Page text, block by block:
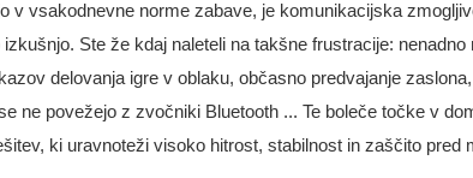
v vsakodnevne norme zabave, je komunikacijska
Ste že kdaj naleteli na takšne frustracije:
delovanja igre v oblaku, občasno predvajanje
ne povežejo z zvočniki Bluetooth ... Te boleče točke v
ki uravnoteži visoko hitrost, stabilnost in zaščito pred